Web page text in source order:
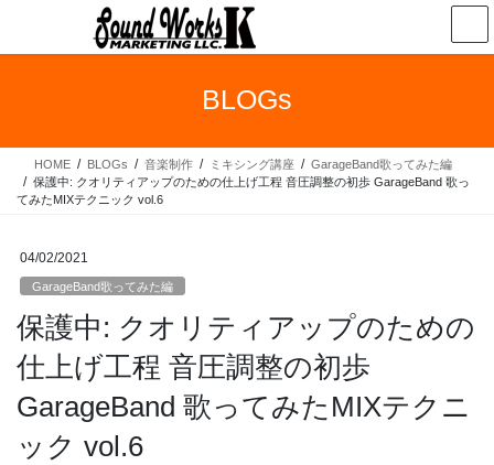
テ
ス
ゲ
ン
BLOGs
HOME BLOGs 音楽制作 ミキシング講座
GarageBand歌ってみた編
保護中: クオリティアップのための仕上げ工程 音圧調整の初歩 GarageBand 歌っ
てみたMIXテクニック vol.6
04/02/2021
GarageBand歌ってみた編
保護中: クオリティアップのための
仕上げ工程 音圧調整の初歩
GarageBand 歌ってみたMIXテクニ
ック vol.6